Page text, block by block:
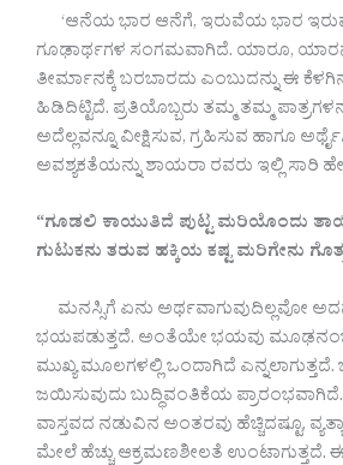
‘ಆನೆಯ ಭಾರ ಆನೆಗೆ, ಇರುವೆಯ ಭಾರ
ಗೂಢಾರ್ಥಗಳ ಸಂಗಮವಾಗಿದೆ. ಯಾರೂ,
ತೀರ್ಮಾನಕ್ಕೆ ಬರಬಾರದು ಎಂಬುದನ್ನು ಈ
ಹಿಡಿದಿಟ್ಟಿದೆ. ಪ್ರತಿಯೊಬ್ಬರು ತಮ್ಮ ತಮ್ಮ
ಅದೆಲ್ಲವನ್ನೂ ವೀಕ್ಷಿಸುವ, ಗ್ರಹಿಸುವ ಹಾಗೂ
ಅವಶ್ಯಕತೆಯನ್ನು ಶಾಯರಾ ರವರು ಇಲ್ಲಿ ಸಾರಿ
“ಗೂಡಲಿ ಕಾಯುತಿದೆ ಪುಟ್ಟ ಮರಿಯೊಂದು
ಗುಟುಕನು ತರುವ ಹಕ್ಕಿಯ ಕಷ್ಟ ಮರಿಗೇನು
ಮನಸ್ಸಿಗೆ ಏನು ಅರ್ಥವಾಗುವುದಿಲ್ಲವೋ
ಭಯಪಡುತ್ತದೆ. ಅಂತೆಯೇ ಭಯವು
ಮುಖ್ಯ ಮೂಲಗಳಲ್ಲಿ ಒಂದಾಗಿದೆ
ಜಯಿಸುವುದು ಬುದ್ಧಿವಂತಿಕೆಯ
ವಾಸ್ತವದ ನಡುವಿನ ಅಂತರವು ಹೆಚ್ಚಿದಷ್ಟೂ,
ಮೇಲೆ ಹೆಚ್ಚು ಆಕ್ರಮಣಶೀಲತೆ ಉಂಟಾಗುತ್ತದೆ.